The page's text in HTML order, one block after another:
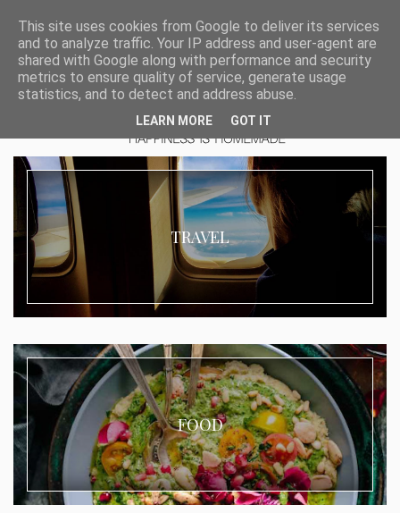
TRAVEL
FOOD
This site uses cookies from Google to deliver its services
and to analyze traffic. Your IP address and user-agent are
shared with Google along with performance and security
metrics to ensure quality of service, generate usage
statistics, and to detect and address abuse.
LEARN MORE GOT IT